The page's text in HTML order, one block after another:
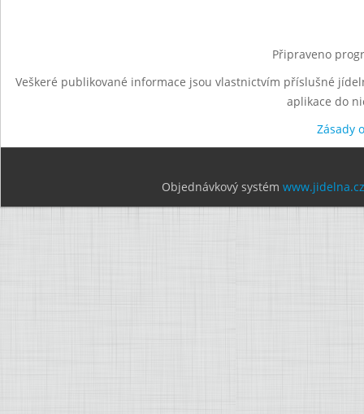
Připraveno
Veškeré publikované informace jsou vlastnictvím příslušné
aplikace do
Zásady
Objednávkový systém www.jidelna.cz